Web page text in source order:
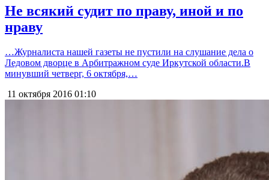
Не всякий судит по праву, иной и по
нраву
…Журналиста нашей газеты не пустили на слушание дела о
Ледовом дворце в Арбитражном суде Иркутской области.В
минувший четверг, 6 октября,…
11 октября 2016 01:10